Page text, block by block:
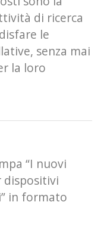
di ricerca
le
senza mai
la loro
“I nuovi
dispositivi
in formato